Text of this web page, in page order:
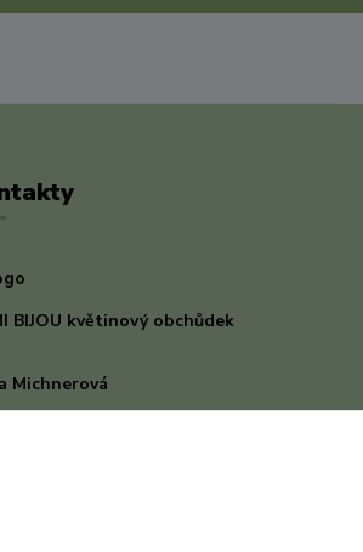
BIJOU květinový obchůdek
Michnerová
733 375 070